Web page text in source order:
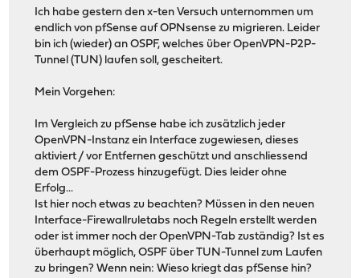
Ich habe gestern den x-ten Versuch unternommen um
endlich von pfSense auf OPNsense zu migrieren. Leider
bin ich (wieder) an OSPF, welches über OpenVPN-P2P-
Tunnel (TUN) laufen soll, gescheitert.
Mein Vorgehen:
Im Vergleich zu pfSense habe ich zusätzlich jeder
OpenVPN-Instanz ein Interface zugewiesen, dieses
aktiviert / vor Entfernen geschützt und anschliessend
dem OSPF-Prozess hinzugefügt. Dies leider ohne
Erfolg...
Ist hier noch etwas zu beachten? Müssen in den neuen
Interface-Firewallruletabs noch Regeln erstellt werden
oder ist immer noch der OpenVPN-Tab zuständig? Ist es
überhaupt möglich, OSPF über TUN-Tunnel zum Laufen
zu bringen? Wenn nein: Wieso kriegt das pfSense hin?